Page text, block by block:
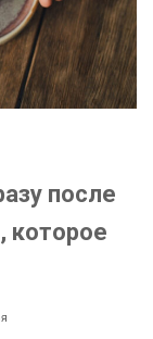
после
которое